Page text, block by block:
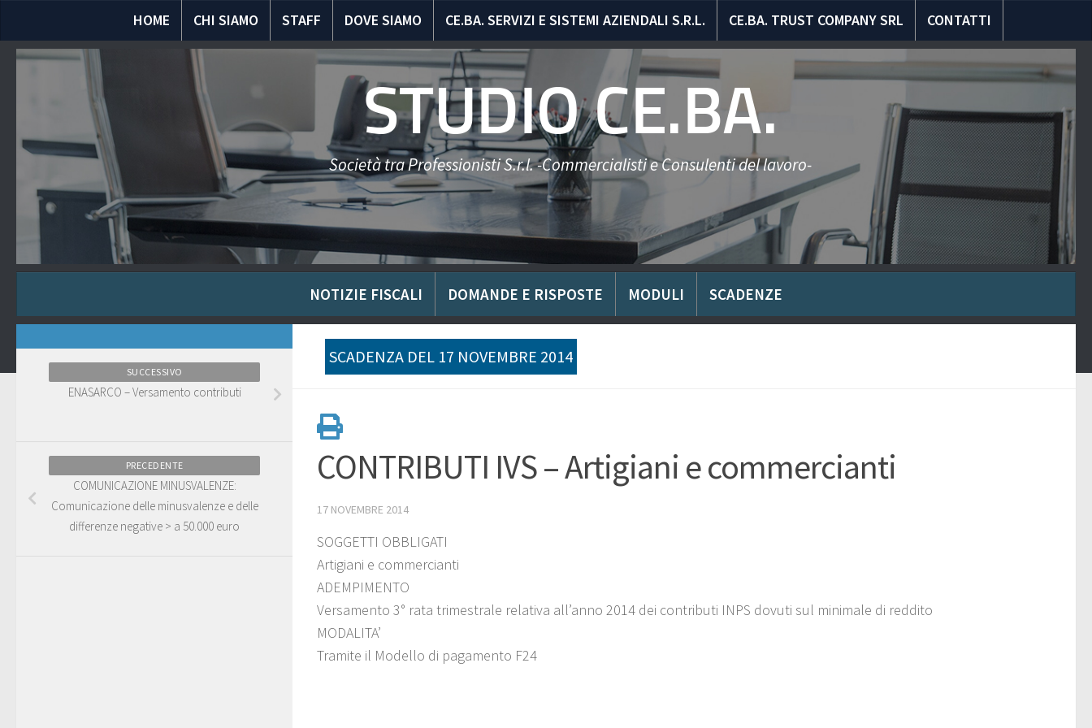
HOME CHI SIAMO STAFF DOVE SIAMO CE.BA. SERVIZI E SISTEMI AZIENDALI S.R.L. CE.BA. TRUST COMPANY SRL CONTATTI
STUDIO CE.BA.
Società tra Professionisti S.r.l. -Commercialisti e Consulenti del lavoro-
NOTIZIE FISCALI DOMANDE E RISPOSTE MODULI SCADENZE
SCADENZA DEL 17 NOVEMBRE 2014
CONTRIBUTI IVS – Artigiani e commercianti
17 NOVEMBRE 2014
SOGGETTI OBBLIGATI
Artigiani e commercianti
ADEMPIMENTO
Versamento 3° rata trimestrale relativa all’anno 2014 dei contributi INPS dovuti sul minimale di reddito
MODALITA’
Tramite il Modello di pagamento F24
SUCCESSIVO
ENASARCO – Versamento contributi
PRECEDENTE
COMUNICAZIONE MINUSVALENZE:
Comunicazione delle minusvalenze e delle
differenze negative > a 50.000 euro